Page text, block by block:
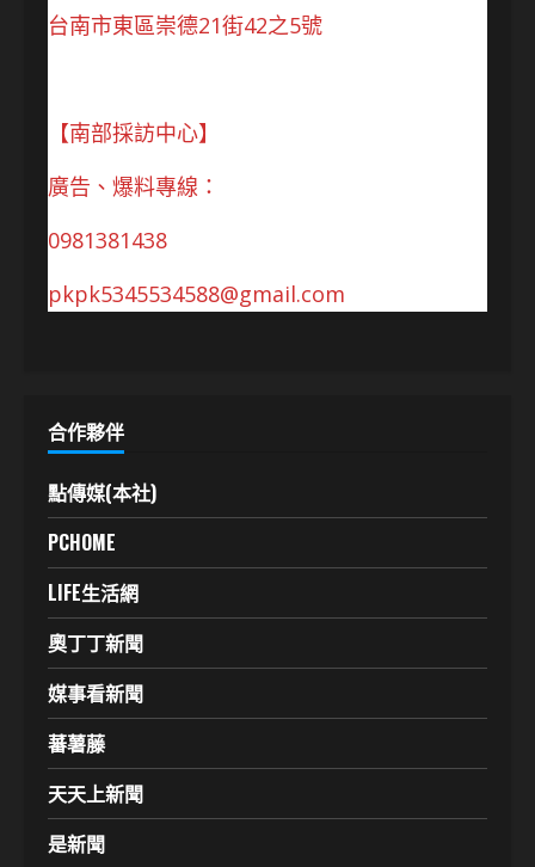
台南市東區崇德21街42之5號
【南部採訪中心】
廣告、爆料專線：
0981381438
pkpk5345534588@gmail.com
合作夥伴
點傳媒(本社)
PCHOME
LIFE生活網
奧丁丁新聞
媒事看新聞
蕃薯藤
天天上新聞
是新聞